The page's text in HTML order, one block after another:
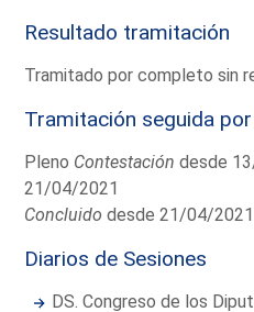
Resultado tramitación
Tramitado por completo sin
Tramitación seguida
Pleno Contestación desde
21/04/2021
Concluido desde 21/04/
Diarios de Sesiones
DS. Congreso de los